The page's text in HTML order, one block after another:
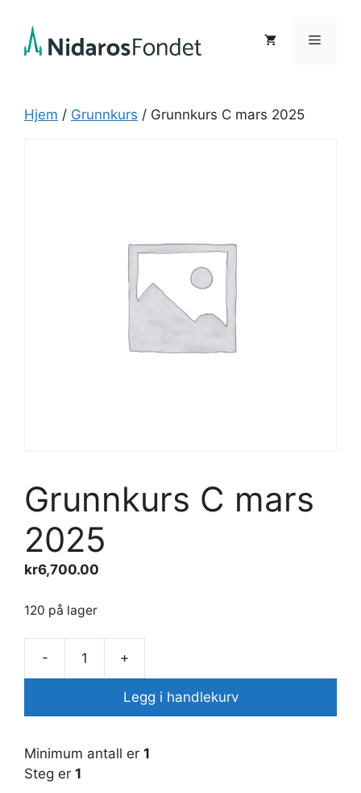
innhold
Meny
Hjem / Grunnkurs / Grunnkurs C mars 2025
Grunnkurs C mars
2025
kr6,700.00
120 på lager
-
mars
antall
+
Legg i handlekurv
Minimum antall er 1
Steg er 1